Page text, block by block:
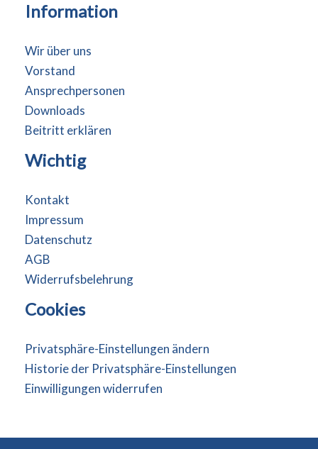
Information
Wir über uns
Vorstand
Ansprechpersonen
Downloads
Beitritt erklären
Wichtig
Kontakt
Impressum
Datenschutz
AGB
Widerrufsbelehrung
Cookies
Privatsphäre-Einstellungen ändern
Historie der Privatsphäre-Einstellungen
Einwilligungen widerrufen